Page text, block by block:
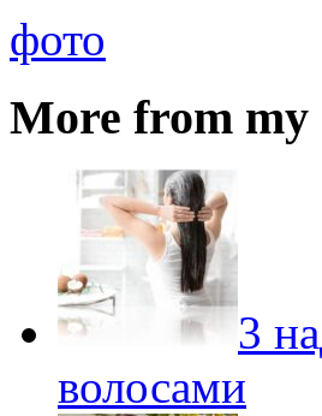
фото
More from my
3
волосами